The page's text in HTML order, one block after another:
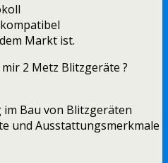
Markt ist.
2 Metz Blitzgeräte ?
Bau von Blitzgeräten
und Ausstattungsmerkmale